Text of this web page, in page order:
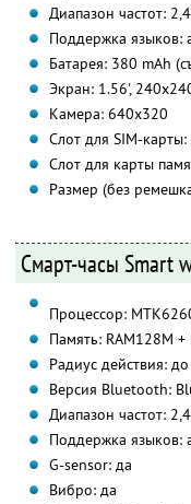
Диапазон частот:
Поддержка языков:
Батарея: 380 mAh
Экран: 1.56',
Камера: 640х320
Слот для SIM-карты:
Слот для карты
Размер (без
Смарт-часы Smart
Процессор:
Память: RAM128M +
Радиус действия:
Версия Bluetooth:
Диапазон частот:
Поддержка языков:
G-sensor: да
Вибро: да